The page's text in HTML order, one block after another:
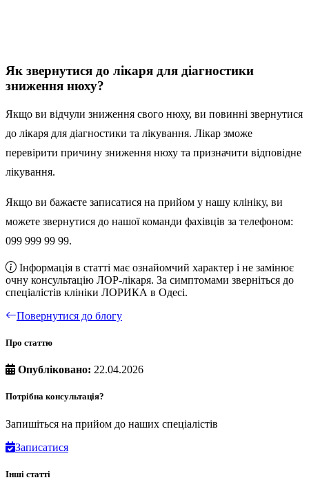
Як звернутися до лікаря для діагностики
зниження нюху?
Якщо ви відчули зниження свого нюху, ви повинні звернутися
до лікаря для діагностики та лікування. Лікар зможе
перевірити причину зниження нюху та призначити відповідне
лікування.
Якщо ви бажаєте записатися на прийом у нашу клініку, ви
можете звернутися до нашої команди фахівців за телефоном:
099 999 99 99.
Інформація в статті має ознайомчий характер і не замінює
очну консультацію ЛОР-лікаря. За симптомами зверніться до
спеціалістів клініки ЛОРИКА в Одесі.
Повернутися до блогу
Про статтю
Опубліковано: 22.04.2026
Потрібна консультація?
Запишіться на прийом до наших спеціалістів
Записатися
Інші статті